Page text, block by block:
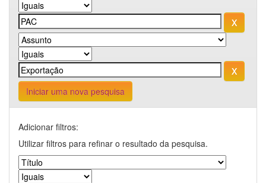
Iniciar uma nova pesquisa
Adicionar filtros:
Utilizar filtros para refinar o resultado da pesquisa.